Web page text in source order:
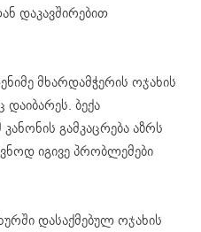
დაკავშირებით
მხარდამჭერის ოჯახის
ბექა
გამკაცრება აზრს
იგივე პრობლემები
დასაქმებულ ოჯახის